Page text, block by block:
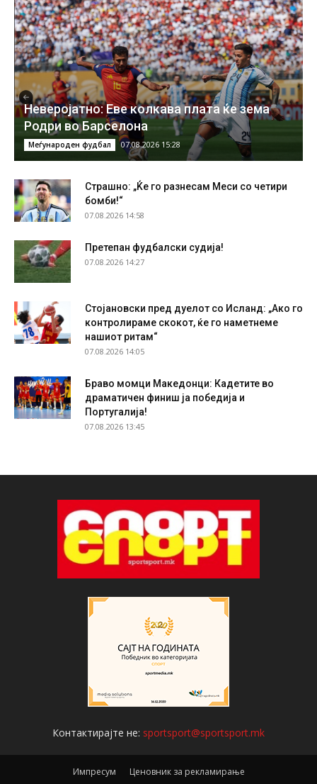
Неверојатно: Еве колкава плата ќе зема
Родри во Барселона
Меѓународен фудбал 07.08.2026 15:28
Страшно: „Ќе го разнесам Меси со четири
бомби!“
07.08.2026 14:58
Претепан фудбалски судија!
07.08.2026 14:27
Стојановски пред дуелот со Исланд: „Ако го
контролираме скокот, ќе го наметнеме
нашиот ритам“
07.08.2026 14:05
Браво момци Македонци: Кадетите во
драматичен финиш ја победија и
Португалија!
07.08.2026 13:45
Контактирајте не: sportsport@sportsport.mk
Импресум Ценовник за рекламирање